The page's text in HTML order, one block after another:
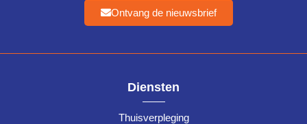
Ontvang de nieuwsbrief
Diensten
Thuisverpleging